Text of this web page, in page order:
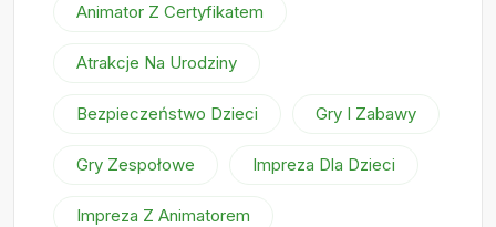
Animator Z Certyfikatem
Atrakcje Na Urodziny
Bezpieczeństwo Dzieci Gry I Zabawy
Gry Zespołowe Impreza Dla Dzieci
Impreza Z Animatorem